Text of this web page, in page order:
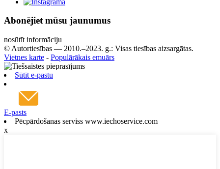
Abonējiet mūsu jaunumus
nosūtīt informāciju
© Autortiesības — 2010.–2023. g.: Visas tiesības aizsargātas.
Vietnes karte - Populārākais emuārs
Sūtīt e-pastu
E-pasts
Pēcpārdošanas serviss www.iechoservice.com
x